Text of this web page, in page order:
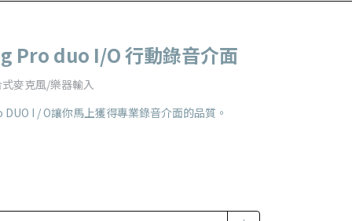
duo I/O 行動錄音介面
麥克風/樂器輸入
I / O讓你馬上獲得專業錄音介面的品質。